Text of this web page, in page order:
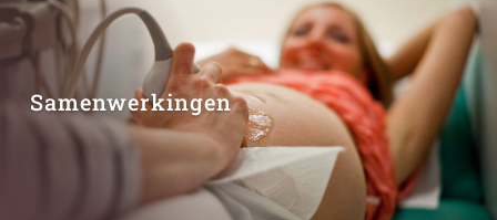
Samenwerkingen